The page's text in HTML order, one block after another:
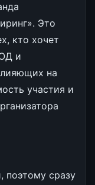
Это
кто хочет
и
на
участия и
поэтому сразу